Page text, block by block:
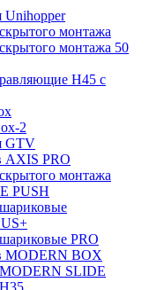
монтажа
монтажа 50
H45 с
2
GTV
AXIS PRO
монтажа
PUSH
PRO
MODERN BOX
SLIDE